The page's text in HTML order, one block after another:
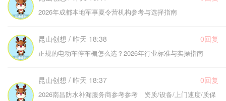
2026年成都本地军事夏令营机构参考与选择指南
昆山创想 / 昨天 18:38 0回复
正规的电动车停车棚怎么选？2026年行业标准与实操指南
昆山创想 / 昨天 18:37 0回复
2026南昌防水补漏服务商参考参考｜资质/设备/上门速度/质保